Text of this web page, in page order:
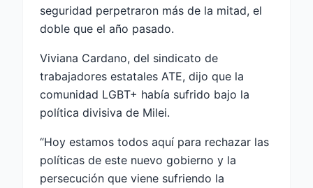
seguridad perpetraron más de la mitad, el
doble que el año pasado.
Viviana Cardano, del sindicato de
trabajadores estatales ATE, dijo que la
comunidad LGBT+ había sufrido bajo la
política divisiva de Milei.
“Hoy estamos todos aquí para rechazar las
políticas de este nuevo gobierno y la
persecución que viene sufriendo la